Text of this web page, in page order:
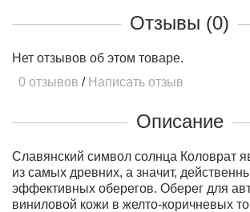
Отзывы (0)
Нет отзывов об этом товаре.
0 отзывов / Написать отзыв
Описание
Славянский символ солнца Коловрат
из самых древних, а значит,
эффективных оберегов. Оберег для
виниловой кожи в желто-коричневых